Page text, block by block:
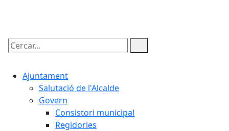
Cercar:
Ajuntament
Salutació de l'Alcalde
Govern
Consistori municipal
Regidories